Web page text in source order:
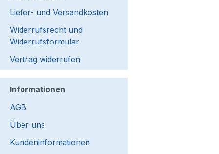
Liefer- und Versandkosten
Widerrufsrecht und
Widerrufsformular
Vertrag widerrufen
Informationen
AGB
Über uns
Kundeninformationen